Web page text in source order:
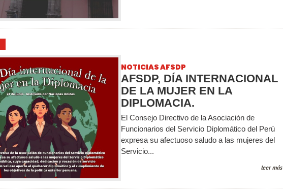
NOTICIAS AFSDP
AFSDP, DÍA INTERNACIONAL
DE LA MUJER EN LA
DIPLOMACIA.
El Consejo Directivo de la Asociación de
Funcionarios del Servicio Diplomático del Perú
expresa su afectuoso saludo a las mujeres del
Servicio...
leer más